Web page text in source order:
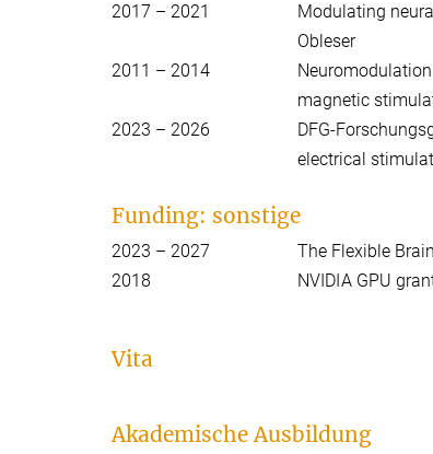
2017 – 2021
Modulating
Obleser
2011 – 2014
magnetic
2023 – 2026
DFG-
electrical
Funding: sonstige
2023 – 2027
The Flexible
2018
NVIDIA GPU
Vita
Akademische Ausbildung